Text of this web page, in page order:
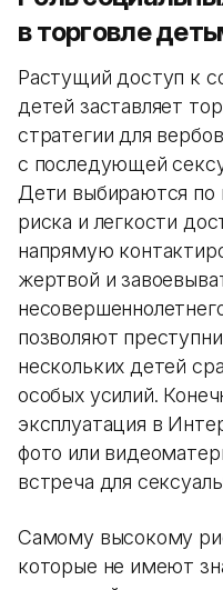
в торговле
Растущий доступ к
детей заставляет
стратегии для
с последующей
Дети выбираются
риска и легкости
напрямую
жертвой и
позволяют
нескольких детей
особых усилий.
эксплуатация в
фото или
встреча для
Самому высокому
которые не имеют